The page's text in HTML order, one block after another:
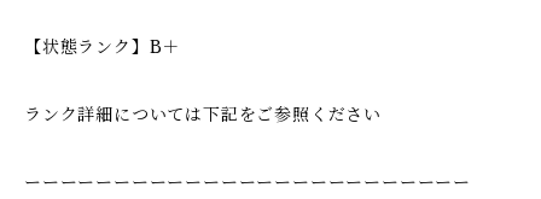
【状態ランク】B＋
ランク詳細については下記をご参照ください
ーーーーーーーーーーーーーーーーーーーーーーーーー